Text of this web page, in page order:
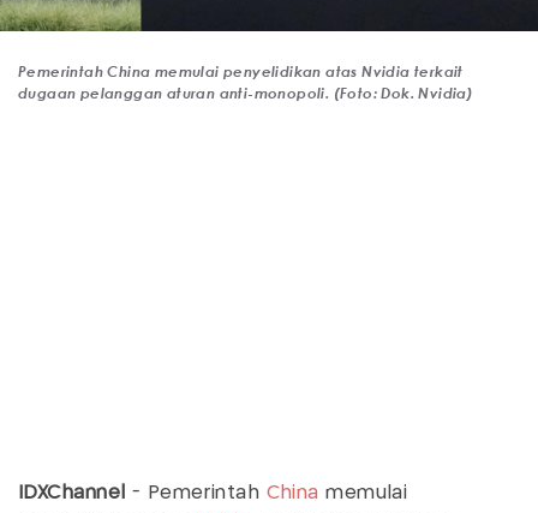
Pemerintah China memulai penyelidikan atas Nvidia terkait
dugaan pelanggan aturan anti-monopoli. (Foto: Dok. Nvidia)
IDXChannel - Pemerintah China memulai